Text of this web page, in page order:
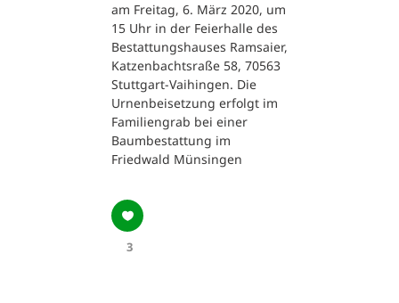
am Freitag, 6. März 2020, um
15 Uhr in der Feierhalle des
Bestattungshauses Ramsaier,
Katzenbachtsraße 58, 70563
Stuttgart-Vaihingen. Die
Urnenbeisetzung erfolgt im
Familiengrab bei einer
Baumbestattung im
Friedwald Münsingen
3